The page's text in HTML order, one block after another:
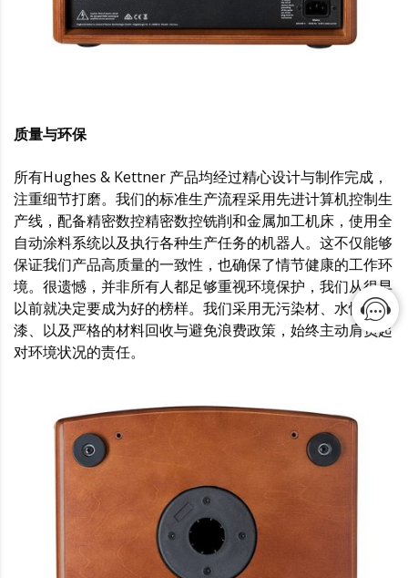
质量与环保
所有Hughes & Kettner 产品均经过精心设计与制作完成，
注重细节打磨。我们的标准生产流程采用先进计算机控制生
产线，配备精密数控精密数控铣削和金属加工机床，使用全
自动涂料系统以及执行各种生产任务的机器人。这不仅能够
保证我们产品高质量的一致性，也确保了情节健康的工作环
境。很遗憾，并非所有人都足够重视环境保护，我们从很早
以前就决定要成为好的榜样。我们采用无污染材、水性涂
漆、以及严格的材料回收与避免浪费政策，始终主动肩负起
对环境状况的责任。